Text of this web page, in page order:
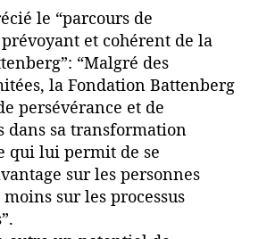
le “parcours de
et cohérent de la
“Malgré des
la Fondation Battenberg
persévérance et de
dans sa transformation
qui lui permit de se
sur les personnes
sur les processus